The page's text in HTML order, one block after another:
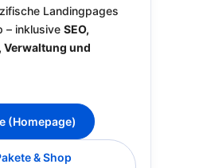
Landingpages
– inklusive SEO,
Verwaltung und
(Homepage)
& Shop